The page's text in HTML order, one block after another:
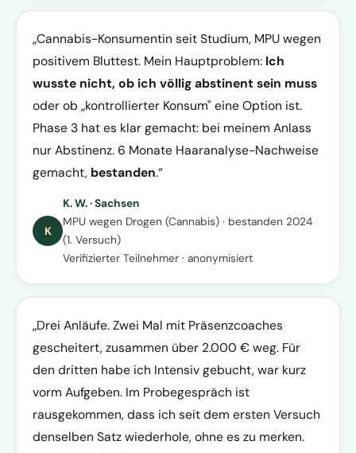
Cannabis-Konsumentin seit Studium, MPU wegen
positivem Bluttest. Mein Hauptproblem: Ich
wusste nicht, ob ich völlig abstinent sein muss
oder ob „kontrollierter Konsum" eine Option ist.
Phase 3 hat es klar gemacht: bei meinem Anlass
nur Abstinenz. 6 Monate Haaranalyse-Nachweise
gemacht, bestanden.
K
K. W. · Sachsen
MPU wegen Drogen (Cannabis) · bestanden 2024
(1. Versuch)
Verifizierter Teilnehmer · anonymisiert
Drei Anläufe. Zwei Mal mit Präsenzcoaches
gescheitert, zusammen über 2.000 € weg. Für
den dritten habe ich Intensiv gebucht, war kurz
vorm Aufgeben. Im Probegespräch ist
rausgekommen, dass ich seit dem ersten Versuch
denselben Satz wiederhole, ohne es zu merken.